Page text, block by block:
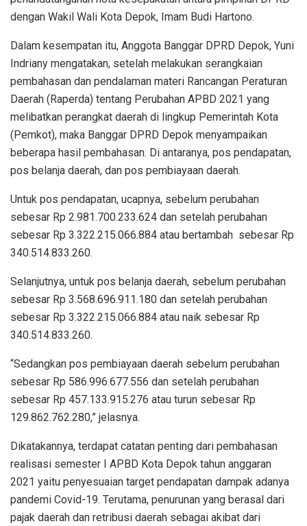
dengan Wakil Wali Kota Depok, Imam Budi Hartono.
Dalam kesempatan itu, Anggota Banggar DPRD Depok, Yuni
Indriany mengatakan, setelah melakukan serangkaian
pembahasan dan pendalaman materi Rancangan Peraturan
Daerah (Raperda) tentang Perubahan APBD 2021 yang
melibatkan perangkat daerah di lingkup Pemerintah Kota
(Pemkot), maka Banggar DPRD Depok menyampaikan
beberapa hasil pembahasan. Di antaranya, pos pendapatan,
pos belanja daerah, dan pos pembiayaan daerah.
Untuk pos pendapatan, ucapnya, sebelum perubahan
sebesar Rp 2.981.700.233.624 dan setelah perubahan
sebesar Rp 3.322.215.066.884 atau bertambah sebesar Rp
340.514.833.260.
Selanjutnya, untuk pos belanja daerah, sebelum perubahan
sebesar Rp 3.568.696.911.180 dan setelah perubahan
sebesar Rp 3.322.215.066.884 atau naik sebesar Rp
340.514.833.260.
“Sedangkan pos pembiayaan daerah sebelum perubahan
sebesar Rp 586.996.677.556 dan setelah perubahan
sebesar Rp 457.133.915.276 atau turun sebesar Rp
129.862.762.280,” jelasnya.
Dikatakannya, terdapat catatan penting dari pembahasan
realisasi semester I APBD Kota Depok tahun anggaran
2021 yaitu penyesuaian target pendapatan dampak adanya
pandemi Covid-19. Terutama, penurunan yang berasal dari
pajak daerah dan retribusi daerah sebagai akibat dari